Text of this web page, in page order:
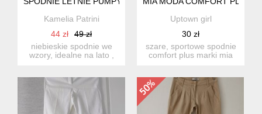
Kamelia Patrini
44 zł
49 zł
niebieskie spodnie we
wzory, idealne na lato ,
Uptown girl
30 zł
szare, sportowe spodnie
comfort plus marki mia